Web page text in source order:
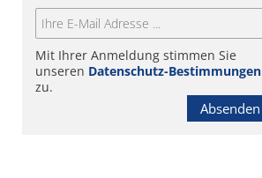
Mit Ihrer Anmeldung stimmen Sie
unseren Datenschutz-Bestimmungen
zu.
Absenden